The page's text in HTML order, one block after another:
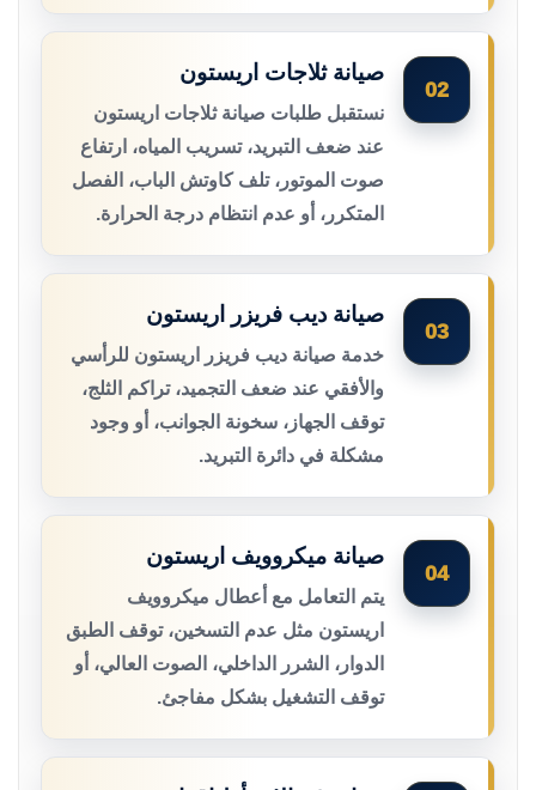
02
صيانة ثلاجات اريستون
نستقبل طلبات صيانة ثلاجات اريستون
عند ضعف التبريد، تسريب المياه، ارتفاع
صوت الموتور، تلف كاوتش الباب، الفصل
المتكرر، أو عدم انتظام درجة الحرارة.
03
صيانة ديب فريزر اريستون
خدمة صيانة ديب فريزر اريستون للرأسي
والأفقي عند ضعف التجميد، تراكم الثلج،
توقف الجهاز، سخونة الجوانب، أو وجود
مشكلة في دائرة التبريد.
04
صيانة ميكروويف اريستون
يتم التعامل مع أعطال ميكروويف
اريستون مثل عدم التسخين، توقف الطبق
الدوار، الشرر الداخلي، الصوت العالي، أو
توقف التشغيل بشكل مفاجئ.